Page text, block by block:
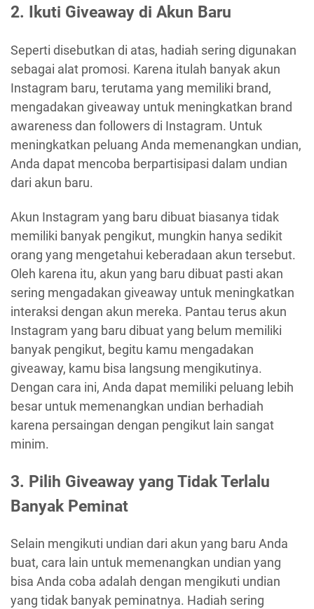
2. Ikuti Giveaway di Akun Baru
Seperti disebutkan di atas, hadiah sering digunakan
sebagai alat promosi. Karena itulah banyak akun
Instagram baru, terutama yang memiliki brand,
mengadakan giveaway untuk meningkatkan brand
awareness dan followers di Instagram. Untuk
meningkatkan peluang Anda memenangkan undian,
Anda dapat mencoba berpartisipasi dalam undian
dari akun baru.
Akun Instagram yang baru dibuat biasanya tidak
memiliki banyak pengikut, mungkin hanya sedikit
orang yang mengetahui keberadaan akun tersebut.
Oleh karena itu, akun yang baru dibuat pasti akan
sering mengadakan giveaway untuk meningkatkan
interaksi dengan akun mereka. Pantau terus akun
Instagram yang baru dibuat yang belum memiliki
banyak pengikut, begitu kamu mengadakan
giveaway, kamu bisa langsung mengikutinya.
Dengan cara ini, Anda dapat memiliki peluang lebih
besar untuk memenangkan undian berhadiah
karena persaingan dengan pengikut lain sangat
minim.
3. Pilih Giveaway yang Tidak Terlalu
Banyak Peminat
Selain mengikuti undian dari akun yang baru Anda
buat, cara lain untuk memenangkan undian yang
bisa Anda coba adalah dengan mengikuti undian
yang tidak banyak peminatnya. Hadiah sering